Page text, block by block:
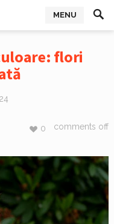
MENU
flori
comments off
0